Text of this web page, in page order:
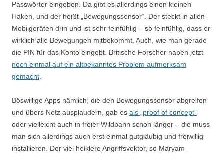
Passwörter eingeben. Da gibt es allerdings einen kleinen
Haken, und der heißt „Bewegungssensor“. Der steckt in allen
Mobilgeräten drin und ist sehr feinfühlig – so feinfühlig, dass er
wirklich alle Bewegungen mitbekommt. Auch, wie man gerade
die PIN für das Konto eingebt. Britische Forscher haben jetzt
noch einmal auf ein altbekanntes Problem aufmerksam
gemacht
Böswillige Apps nämlich, die den Bewegungssensor abgreifen
und übers Netz ausplaudern, gab es als „proof of concept“
oder vielleicht auch in freier Wildbahn schon länger – die muss
man sich allerdings auch erst einmal gutgläubig und freiwillig
installieren. Der viel heiklere Angriffsvektor, so Maryam